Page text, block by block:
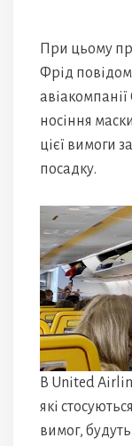
При цьому
Фрід
носіння
цієї вимоги
посадку.
В United
які
вимог,